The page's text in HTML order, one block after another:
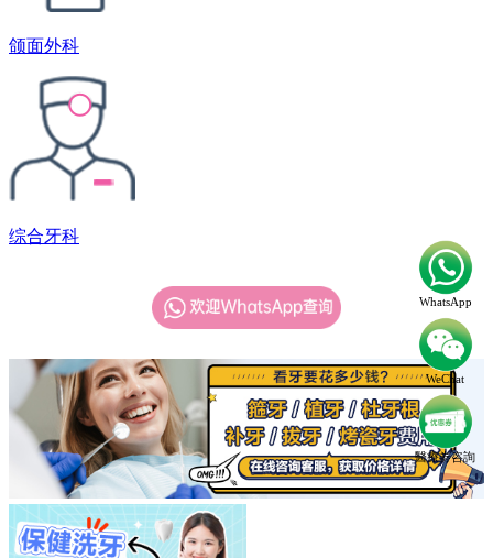
WhatsApp
WeChat
醫療劵咨詢
颌面外科
综合牙科